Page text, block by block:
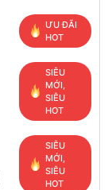
ƯU ĐÃI
HOT
SIÊU
MỚI,
SIÊU
HOT
SIÊU
MỚI,
SIÊU
HOT